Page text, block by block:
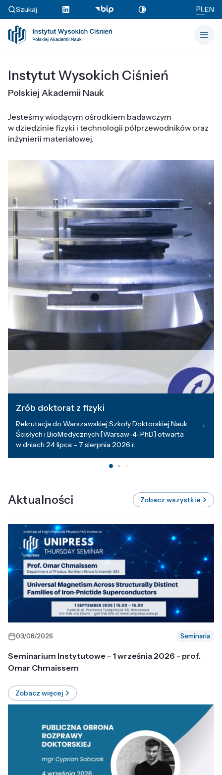
Szukaj PLEN
Instytut Wysokich Ciśnień
Polskiej Akademii Nauk
Jesteśmy wiodącym ośrodkiem badawczym
w dziedzinie fizyki i technologii półprzewodników oraz
inżynierii materiałowej.
Zrób doktorat z fizyki
Rekrutacja do Warszawskiej Szkoły Doktorskiej Nauk
Ścisłych i BioMedycznych [Warsaw-4-PhD] otwarta
w dniach 24 lipca – 7 sierpnia 2026 r.
Aktualności Zobacz wszystkie
03/08/2026 Seminaria
Seminarium Instytutowe - 1 września 2026 - prof.
Omar Chmaissem
Zobacz więcej